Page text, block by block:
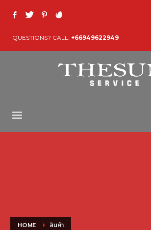
QUESTIONS? CALL: +66949622949
HOME สินค้า